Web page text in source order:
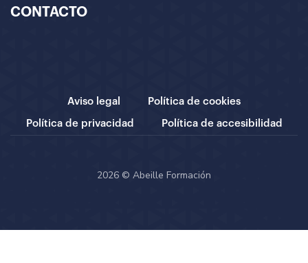
CONTACTO
Aviso legal Política de cookies
Política de privacidad Política de accesibilidad
2026 © Abeille Formación